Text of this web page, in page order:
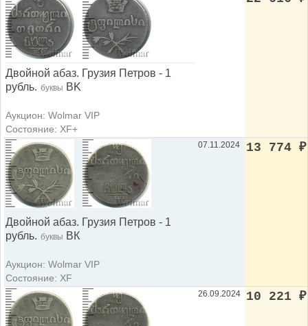
Двойной абаз. Грузия Петров - 1
рубль. буквы BK
Аукцион: Wolmar VIP
Состояние: XF+
Двойной абаз. Грузия Петров - 1
рубль. буквы ВК
Аукцион: Wolmar VIP
Состояние: XF
07.11.2024 13 774 ₽
26.09.2024 10 221 ₽